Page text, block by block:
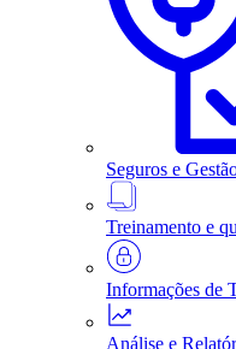
Seguros e
Treinamento e
Informações de
Análise e